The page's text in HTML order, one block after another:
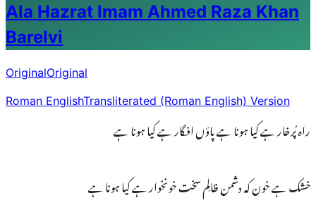
Ala Hazrat Imam Ahmed Raza Khan
Barelvi
OriginalOriginal
Roman EnglishTransliterated (Roman English) Version
راہ پُرخار ہے کیا ہونا ہے پاؤں افگار ہے کیا ہونا ہے
خشک ہے خون کہ دشمن ظالِم سخت خونخوار ہے کیا ہونا ہے